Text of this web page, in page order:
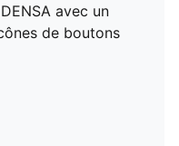
les jeunes enfants
avec un
de boutons